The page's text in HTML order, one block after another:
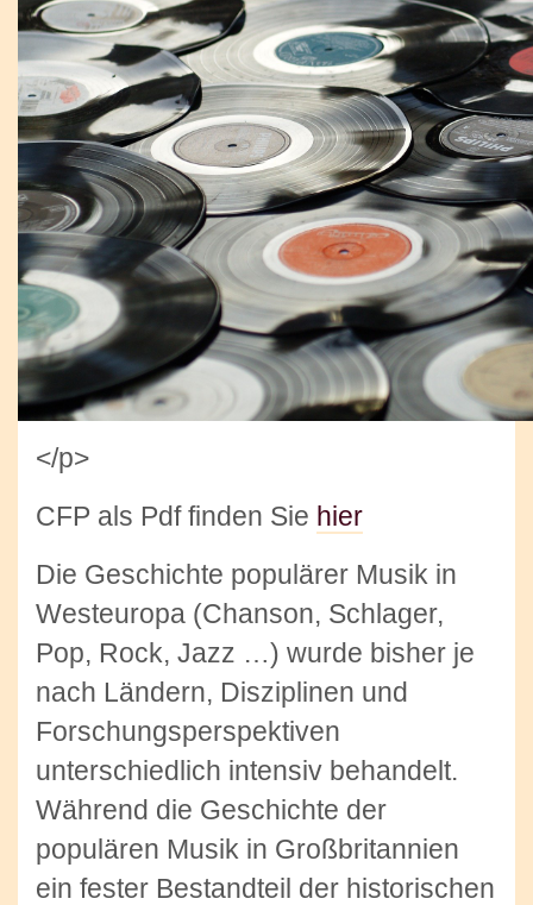
</p>
CFP als Pdf finden Sie hier
Die Geschichte populärer Musik in
Westeuropa (Chanson, Schlager,
Pop, Rock, Jazz …) wurde bisher je
nach Ländern, Disziplinen und
Forschungsperspektiven
unterschiedlich intensiv behandelt.
Während die Geschichte der
populären Musik in Großbritannien
ein fester Bestandteil der historischen